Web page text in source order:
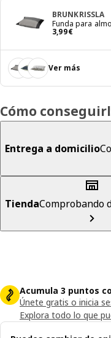
BRUNKRISSLA
Funda para
3,99€
El precio 3,99€
Ver más
Cómo
Entrega a domicilio
TiendaComprobando
Acumula 3 puntos
Únete gratis o inicia
Explora todo lo que